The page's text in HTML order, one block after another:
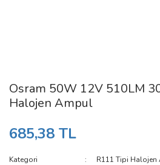
Osram 50W 12V 510LM
Halojen Ampul
685,38 TL
Kategori
R111 Tipi